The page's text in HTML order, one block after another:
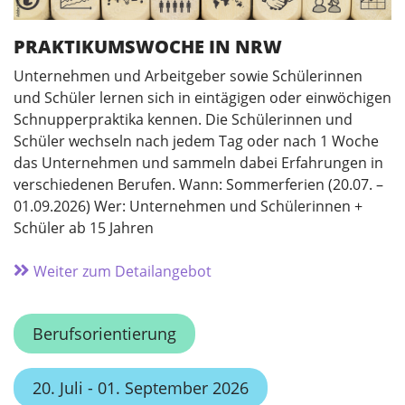
PRAKTIKUMSWOCHE IN NRW
Unternehmen und Arbeitgeber sowie Schülerinnen
und Schüler lernen sich in eintägigen oder einwöchigen
Schnupperpraktika kennen. Die Schülerinnen und
Schüler wechseln nach jedem Tag oder nach 1 Woche
das Unternehmen und sammeln dabei Erfahrungen in
verschiedenen Berufen. Wann: Sommerferien (20.07. –
01.09.2026) Wer: Unternehmen und Schülerinnen +
Schüler ab 15 Jahren
Weiter zum Detailangebot
Berufsorientierung
20. Juli - 01. September 2026